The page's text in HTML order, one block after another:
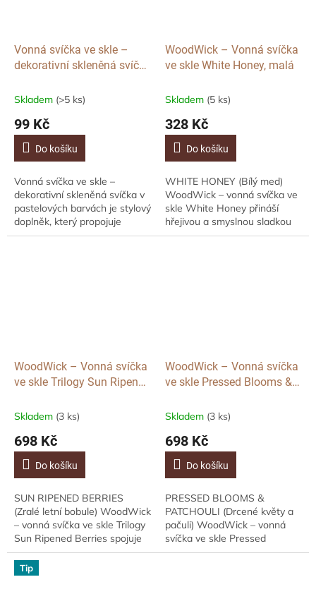
Vonná svíčka ve skle –
dekorativní skleněná svíčka
Skladem (>5 ks)
99 Kč
Do košíku
Vonná svíčka ve skle –
dekorativní skleněná svíčka v
pastelových barvách je stylový
doplněk, který propojuje
jemnou vůni a elegantní
WoodWick – Vonná svíčka
ve skle White Honey, malá
Skladem (5 ks)
328 Kč
Do košíku
WHITE HONEY (Bílý med)
WoodWick – vonná svíčka ve
skle White Honey přináší
hřejivou a smyslnou sladkou
vůni, ve které se propojuje
WoodWick – Vonná svíčka
ve skle Trilogy Sun Ripened
Skladem (3 ks)
698 Kč
Do košíku
SUN RIPENED BERRIES
(Zralé letní bobule) WoodWick
– vonná svíčka ve skle Trilogy
Sun Ripened Berries spojuje
tři harmonicky vrstvené vůně
– Currant (Rybíz), Spiced...
WoodWick – Vonná svíčka
ve skle Pressed Blooms &
Skladem (3 ks)
698 Kč
Do košíku
PRESSED BLOOMS &
PATCHOULI (Drcené květy a
pačuli) WoodWick – vonná
svíčka ve skle Pressed
Blooms & Patchouli spojuje
Tip